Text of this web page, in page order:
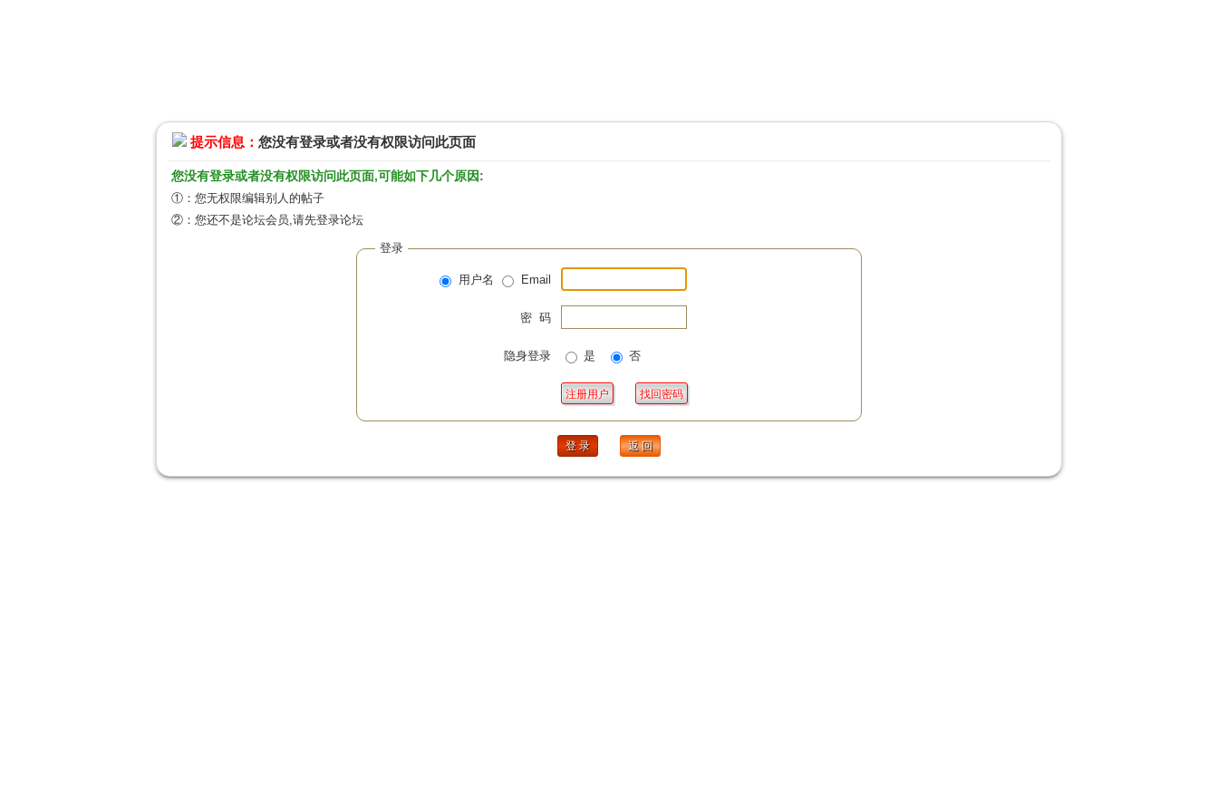
提示信息： 您没有登录或者没有权限访问此页面
您没有登录或者没有权限访问此页面,可能如下几个原因:
①：您无权限编辑别人的帖子
②：您还不是论坛会员,请先登录论坛
登录
用户名 Email
密 码
隐身登录 是 否